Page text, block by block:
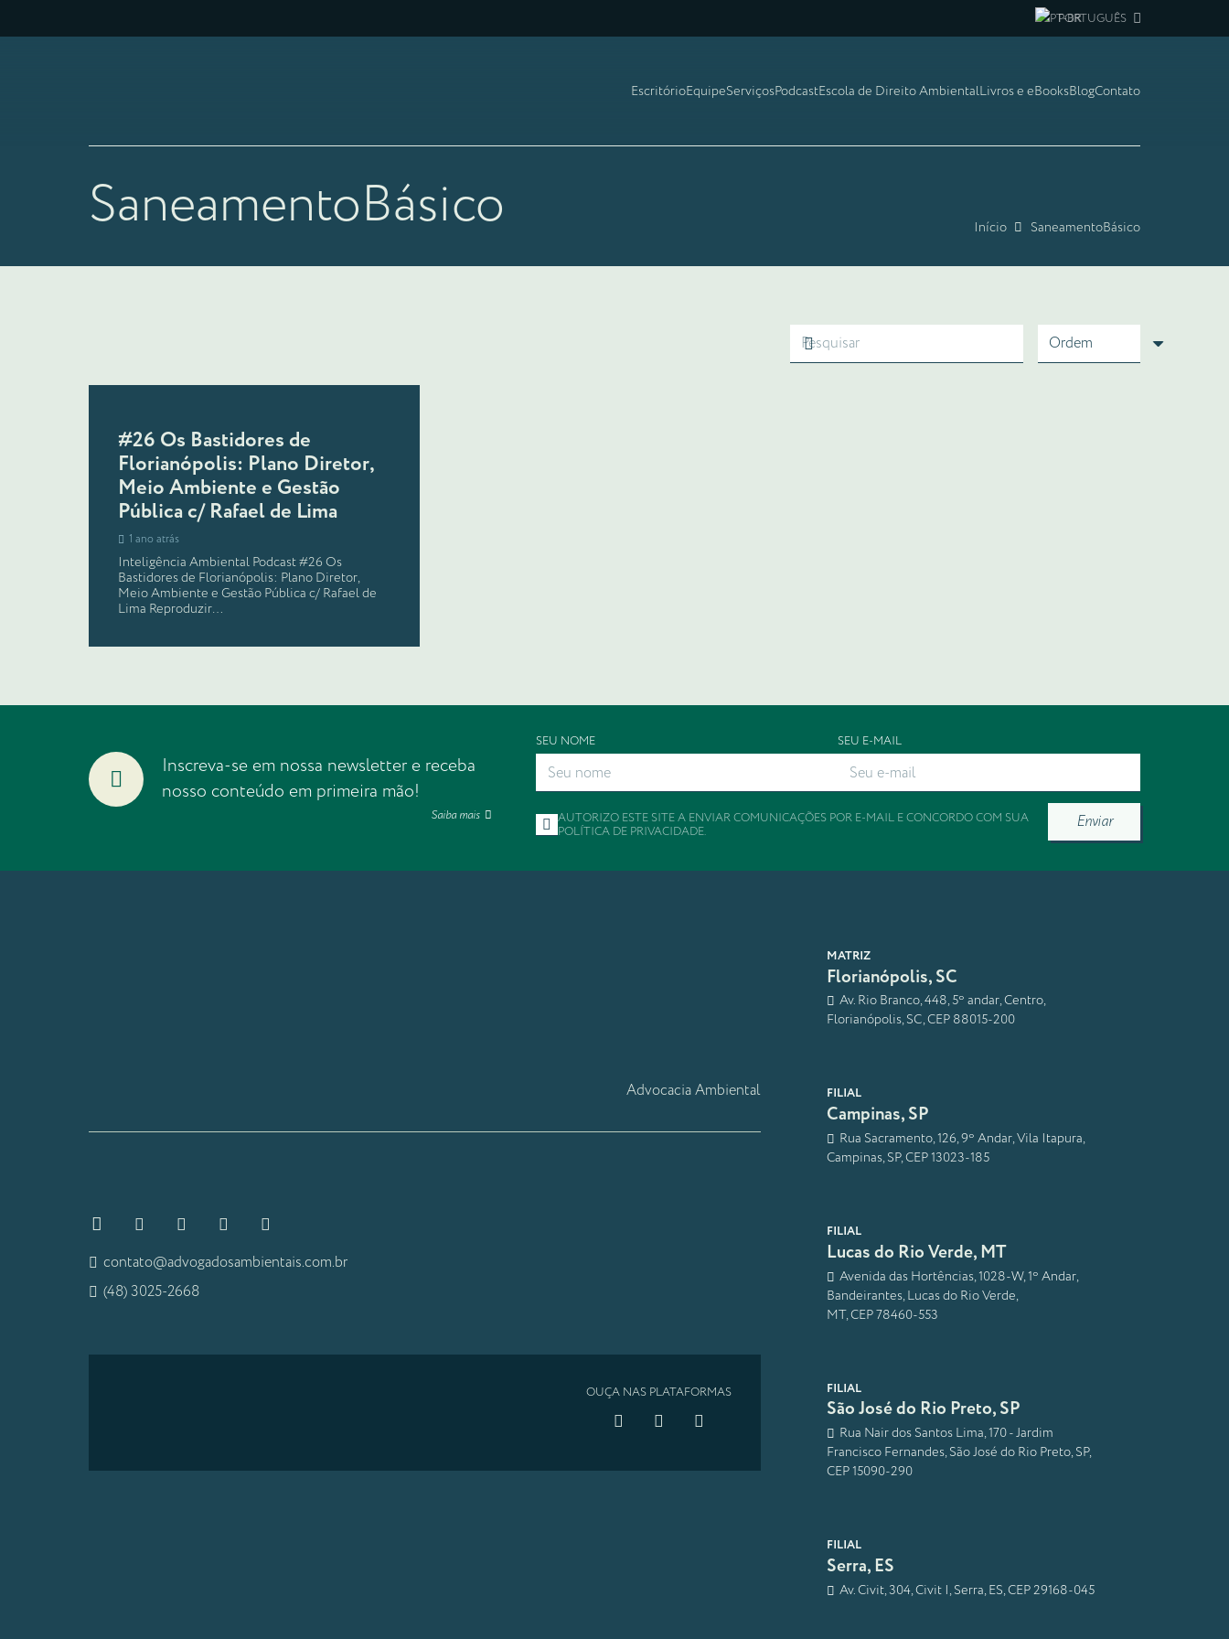
PORTUGUÊS
EscritórioEquipeServiçosPodcastEscola de Direito AmbientalLivros e eBooksBlogContato
SaneamentoBásico Início SaneamentoBásico
#26 Os Bastidores de
Florianópolis: Plano Diretor,
Meio Ambiente e Gestão
Pública c/ Rafael de Lima
1 ano atrás
Inteligência Ambiental Podcast #26 Os
Bastidores de Florianópolis: Plano Diretor,
Meio Ambiente e Gestão Pública c/ Rafael de
Lima Reproduzir…
Inscreva-se em nossa newsletter e receba
nosso conteúdo em primeira mão!
Saiba mais
SEU NOME SEU E-MAIL
AUTORIZO ESTE SITE A ENVIAR COMUNICAÇÕES POR E-MAIL E CONCORDO COM SUA
POLÍTICA DE PRIVACIDADE. Enviar
Advocacia Ambiental
contato@advogadosambientais.com.br
(48) 3025-2668
OUÇA NAS PLATAFORMAS
MATRIZ
Florianópolis, SC
Av. Rio Branco, 448, 5º andar, Centro,
Florianópolis, SC, CEP 88015-200
FILIAL
Campinas, SP
Rua Sacramento, 126, 9º Andar, Vila Itapura,
Campinas, SP, CEP 13023-185
FILIAL
Lucas do Rio Verde, MT
Avenida das Hortências, 1028-W, 1º Andar,
Bandeirantes, Lucas do Rio Verde,
MT, CEP 78460-553
FILIAL
São José do Rio Preto, SP
Rua Nair dos Santos Lima, 170 - Jardim
Francisco Fernandes, São José do Rio Preto, SP,
CEP 15090-290
FILIAL
Serra, ES
Av. Civit, 304, Civit I, Serra, ES, CEP 29168-045